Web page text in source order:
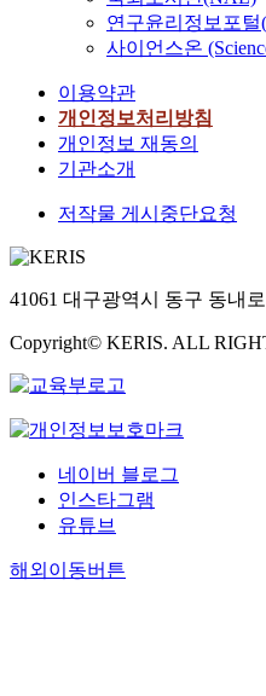
연구윤리정보포털
사이언스온
이용약관
개인정보처리방침
개인정보 재동의
기관소개
저작물 게시중단요청
41061 대구광역시 동구 동내
Copyright© KERIS. ALL
네이버 블로그
인스타그램
유튜브
해외이동버튼